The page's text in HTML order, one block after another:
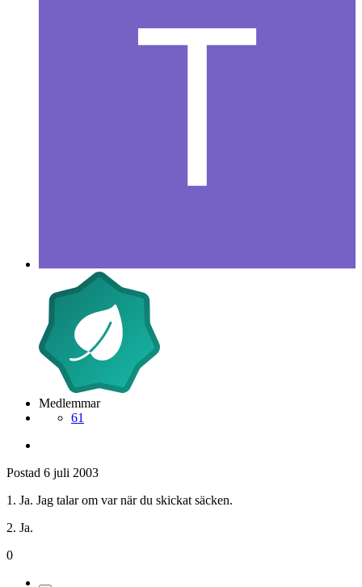
Medlemmar
61
Postad 6 juli 2003
1. Ja. Jag talar om var när du skickat säcken.
2. Ja.
0